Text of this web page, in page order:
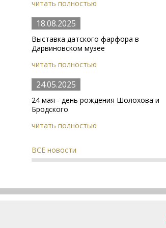
читать полностью
18.08.2025
Выставка датского фарфора в
Дарвиновском музее
читать полностью
24.05.2025
24 мая - день рождения Шолохова и
Бродского
читать полностью
ВСЕ новости